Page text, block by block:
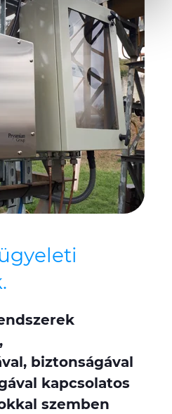
about your use of our site with
and analytics partners who
that you’ve
collected from your use
biztonságával
kapcsolatos
szemben